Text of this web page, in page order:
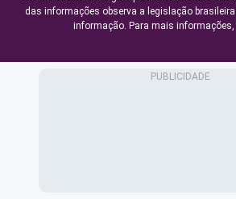
das informações observa a legislação
informação. Para mais informações,